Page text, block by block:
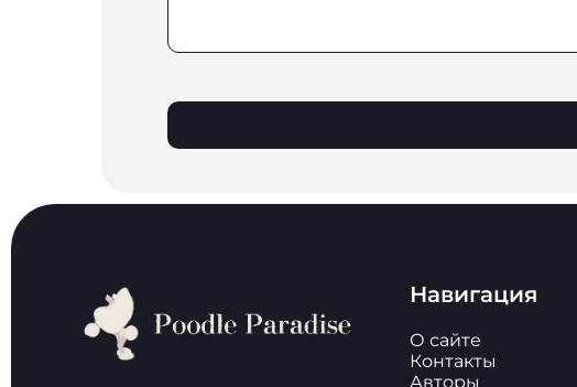
Навигация
О сайте
Контакты
Авторы